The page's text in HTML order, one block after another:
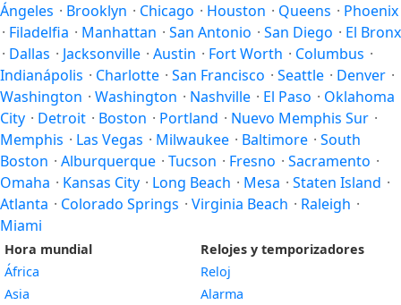
Ángeles · Brooklyn · Chicago · Houston · Queens · Phoenix
· Filadelfia · Manhattan · San Antonio · San Diego · El Bronx
· Dallas · Jacksonville · Austin · Fort Worth · Columbus ·
Indianápolis · Charlotte · San Francisco · Seattle · Denver ·
Washington · Washington · Nashville · El Paso · Oklahoma
City · Detroit · Boston · Portland · Nuevo Memphis Sur ·
Memphis · Las Vegas · Milwaukee · Baltimore · South
Boston · Alburquerque · Tucson · Fresno · Sacramento ·
Omaha · Kansas City · Long Beach · Mesa · Staten Island ·
Atlanta · Colorado Springs · Virginia Beach · Raleigh ·
Miami
Hora mundial
África
Asia
Relojes y temporizadores
Reloj
Alarma